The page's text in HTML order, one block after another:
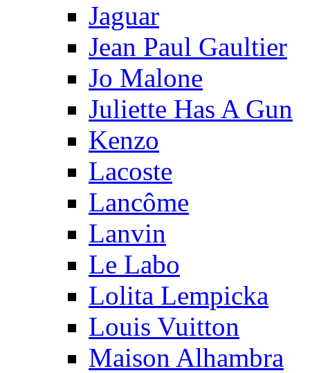
Jaguar
Jean Paul Gaultier
Jo Malone
Juliette Has A Gun
Kenzo
Lacoste
Lancôme
Lanvin
Le Labo
Lolita Lempicka
Louis Vuitton
Maison Alhambra